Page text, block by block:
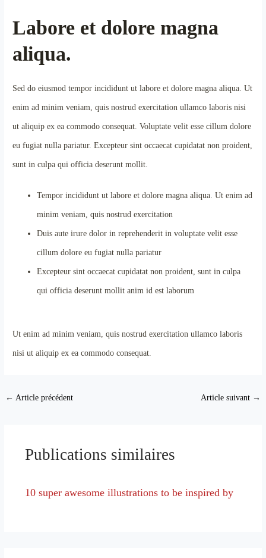
Labore et dolore magna
aliqua.
Sed do eiusmod tempor incididunt ut labore et dolore magna aliqua. Ut
enim ad minim veniam, quis nostrud exercitation ullamco laboris nisi
ut aliquip ex ea commodo consequat. Voluptate velit esse cillum dolore
eu fugiat nulla pariatur. Excepteur sint occaecat cupidatat non proident,
sunt in culpa qui officia deserunt mollit.
Tempor incididunt ut labore et dolore magna aliqua. Ut enim ad
minim veniam, quis nostrud exercitation
Duis aute irure dolor in reprehenderit in voluptate velit esse
cillum dolore eu fugiat nulla pariatur
Excepteur sint occaecat cupidatat non proident, sunt in culpa
qui officia deserunt mollit anim id est laborum
Ut enim ad minim veniam, quis nostrud exercitation ullamco laboris
nisi ut aliquip ex ea commodo consequat.
← Article précédent Article suivant →
Publications similaires
10 super awesome illustrations to be inspired by